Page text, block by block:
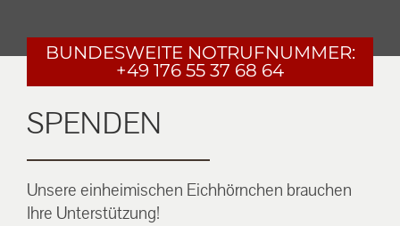
BUNDESWEITE NOTRUFNUMMER:
+49 176 55 37 68 64
SPENDEN
Unsere einheimischen Eichhörnchen brauchen
Ihre Unterstützung!